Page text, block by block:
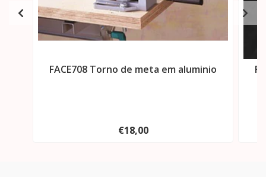
FACE708 Torno de meta em aluminio
€18,00